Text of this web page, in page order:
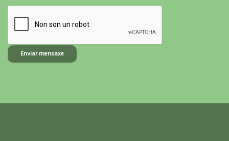
Enviar mensaxe